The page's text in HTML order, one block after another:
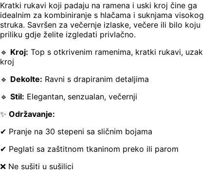
Kratki rukavi koji padaju na ramena i uski kroj čine ga
idealnim za kombiniranje s hlačama i suknjama visokog
struka. Savršen za večernje izlaske, večere ili bilo koju
priliku gdje želite izgledati privlačno.
🔹 Kroj: Top s otkrivenim ramenima, kratki rukavi, uzak
kroj
🔹 Dekolte: Ravni s drapiranim detaljima
🔹 Stil: Elegantan, senzualan, večernji
✨ Održavanje:
✔ Pranje na 30 stepeni sa sličnim bojama
✔ Peglati sa zaštitnom tkaninom preko ili parom
❌ Ne sušiti u sušilici